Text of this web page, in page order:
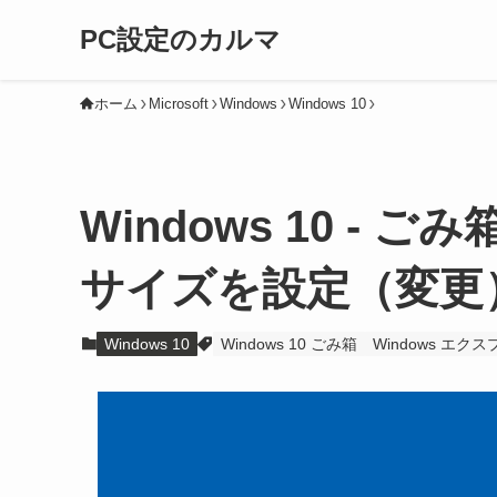
PC設定のカルマ
ホーム Microsoft Windows Windows 10
Windows 10 - ごみ
サイズを設定（変更
Windows 10 Windows 10 ごみ箱 Windows エクス